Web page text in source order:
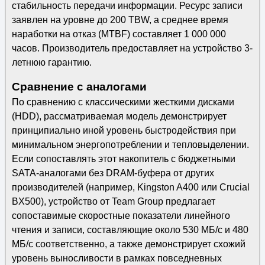
стабильность передачи информации. Ресурс записи
заявлен на уровне до 200 TBW, а среднее время
наработки на отказ (MTBF) составляет 1 000 000
часов. Производитель предоставляет на устройство 3-
летнюю гарантию.
Сравнение с аналогами
По сравнению с классическими жесткими дисками
(HDD), рассматриваемая модель демонстрирует
принципиально иной уровень быстродействия при
минимальном энергопотреблении и тепловыделении.
Если сопоставлять этот накопитель с бюджетными
SATA-аналогами без DRAM-буфера от других
производителей (например, Kingston A400 или Crucial
BX500), устройство от Team Group предлагает
сопоставимые скоростные показатели линейного
чтения и записи, составляющие около 530 МБ/с и 480
МБ/с соответственно, а также демонстрирует схожий
уровень выносливости в рамках повседневных